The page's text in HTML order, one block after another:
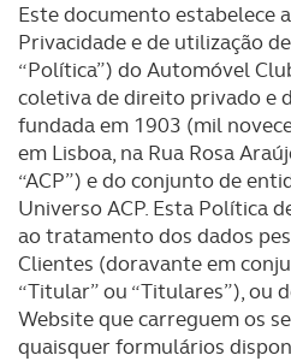
Este documento estabelece
Privacidade e de utilização
“Política”) do Automóvel
coletiva de direito privado e
fundada em 1903 (mil
em Lisboa, na Rua Rosa
“ACP”) e do conjunto de
Universo ACP. Esta Política
ao tratamento dos dados
Clientes (doravante em
“Titular” ou “Titulares”), ou
Website que carreguem os
quaisquer formulários